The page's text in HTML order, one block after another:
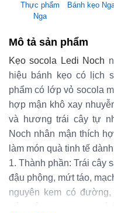
Thực phẩm
Nga
Bánh kẹo
Mô tả sản phẩm
Kẹo socola Ledi Noch
hiệu bánh kẹo có lịch
phẩm có lớp vỏ socola
hợp mận khô xay
và hương trái cây tự
Noch nhân mận thích
làm món quà tinh tế
1. Thành phần: Trái cây
đậu phộng, mứt táo,
nguyên kem có